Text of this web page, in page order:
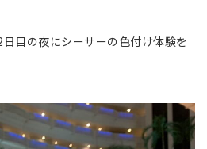
目の夜にシーサーの色付け体験を